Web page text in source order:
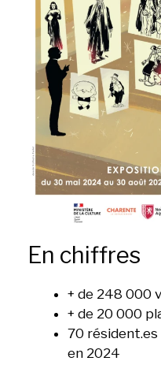
En chiffres
+ de 248 000
+ de 20 000
70 résident.es
en 2024